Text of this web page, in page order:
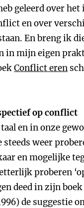
geleerd over
en over
En breng ik
in mijn eigen
Conflict eren
op conflict
en in onze
steeds weer
en mogelijke
proberen
deed in zijn
de suggestie